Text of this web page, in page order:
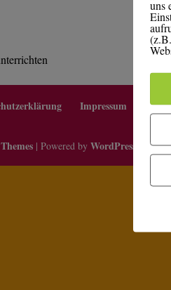
Impressum
| Powered byWordPress
uns